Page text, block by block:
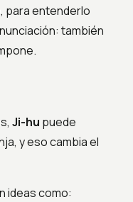
para entenderlo
también
Ji-hu puede
y eso cambia el
ideas como: